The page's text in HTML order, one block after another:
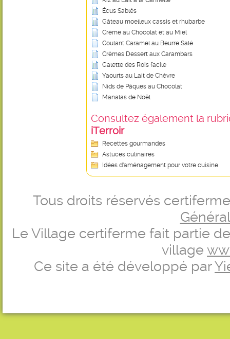
Écus Sablés
Gâteau moelleux cassis et rhubarbe
Crème au Chocolat et au Miel
Coulant Caramel au Beurre Salé
Crèmes Dessert aux Carambars
Galette des Rois facile
Yaourts au Lait de Chèvre
Nids de Pâques au Chocolat
Manalas de Noël
Consultez également la
iTerroir
Recettes gourmandes
Astuces culinaires
Idées d’aménagement pour votre cuisine
Tous droits réservés
Le Village certiferme fait partie
village
Ce site a été développé par